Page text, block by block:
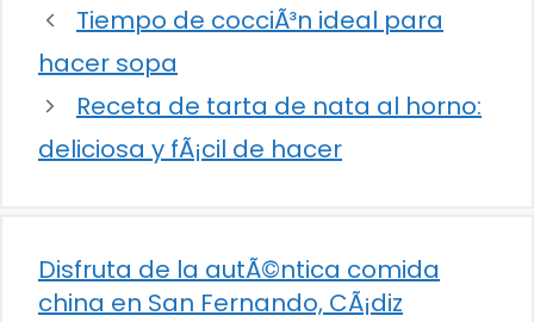
Tiempo de cocciÃ³n ideal para
hacer sopa
Receta de tarta de nata al horno:
deliciosa y fÃ¡cil de hacer
Disfruta de la autÃ©ntica comida
china en San Fernando, CÃ¡diz